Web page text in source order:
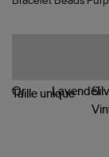
Taille unique